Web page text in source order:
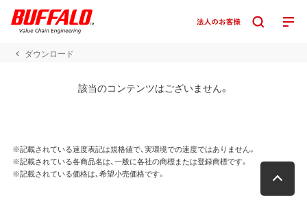
ダウンロード
該当のコンテンツはございません。
※記載されている速度表記は規格値で、実環境での速度ではありません。
※記載されている各商品名は、一般に各社の商標または登録商標です。
※記載されている価格は、希望小売価格です。